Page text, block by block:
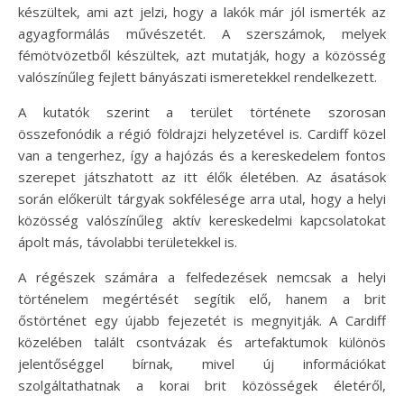
készültek, ami azt jelzi, hogy a lakók már jól ismerték az
agyagformálás művészetét. A szerszámok, melyek
fémötvözetből készültek, azt mutatják, hogy a közösség
valószínűleg fejlett bányászati ismeretekkel rendelkezett.
A kutatók szerint a terület története szorosan
összefonódik a régió földrajzi helyzetével is. Cardiff közel
van a tengerhez, így a hajózás és a kereskedelem fontos
szerepet játszhatott az itt élők életében. Az ásatások
során előkerült tárgyak sokfélesége arra utal, hogy a helyi
közösség valószínűleg aktív kereskedelmi kapcsolatokat
ápolt más, távolabbi területekkel is.
A régészek számára a felfedezések nemcsak a helyi
történelem megértését segítik elő, hanem a brit
őstörténet egy újabb fejezetét is megnyitják. A Cardiff
közelében talált csontvázak és artefaktumok különös
jelentőséggel bírnak, mivel új információkat
szolgáltathatnak a korai brit közösségek életéről,